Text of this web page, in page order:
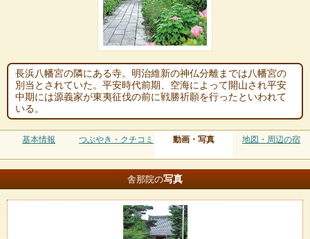
長浜八幡宮の隣にある寺。明治維新の神仏分離までは八幡宮の
別当とされていた。平安時代前期、空海によって開山され平安
中期には源義家が東夷征伐の前に戦勝祈願を行ったといわれて
いる。
基本情報 つぶやき・クチコミ 動画・写真 地図・周辺の宿
舎那院の写真